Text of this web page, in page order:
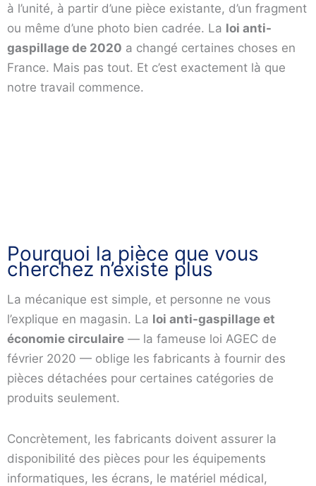
à l’unité, à partir d’une pièce existante, d’un fragment
ou même d’une photo bien cadrée. La loi anti-
gaspillage de 2020 a changé certaines choses en
France. Mais pas tout. Et c’est exactement là que
notre travail commence.
Pourquoi la pièce que vous
cherchez n’existe plus
La mécanique est simple, et personne ne vous
l’explique en magasin. La loi anti-gaspillage et
économie circulaire — la fameuse loi AGEC de
février 2020 — oblige les fabricants à fournir des
pièces détachées pour certaines catégories de
produits seulement.
Concrètement, les fabricants doivent assurer la
disponibilité des pièces pour les équipements
informatiques, les écrans, le matériel médical,